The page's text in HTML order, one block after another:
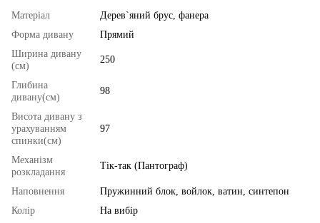
Матеріал
Дерев`яний брус, фанера
Форма дивану
Прямий
Ширина дивану
(см)
250
Глибина
дивану(см)
98
Висота дивану з
урахуванням
спинки(см)
97
Механізм
розкладання
Тік-так (Пантограф)
Наповнення
Пружинний блок, войлок, ватин, синтепон
Колір
На вибір